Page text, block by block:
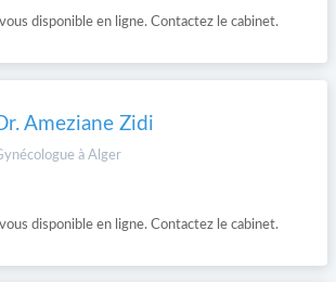
disponible en ligne. Contactez le cabinet.
Ameziane Zidi
à Alger
disponible en ligne. Contactez le cabinet.